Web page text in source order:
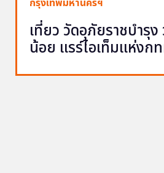
กรุงเทพมหานครฯ
เที่ยว วัดอุภัยราชบำรุ
น้อย แรร์ไอเท็มแห่งก